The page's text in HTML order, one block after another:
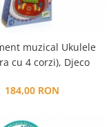
muzical Ukulele
cu 4 corzi), Djeco
184,00 RON